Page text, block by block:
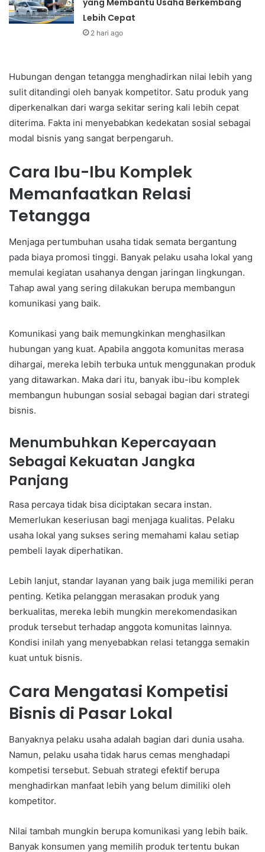
Lebih Cepat
2 hari ago
Hubungan dengan tetangga menghadirkan nilai lebih yang
sulit ditandingi oleh banyak kompetitor. Satu produk yang
diperkenalkan dari warga sekitar sering kali lebih cepat
diterima. Fakta ini menyebabkan kedekatan sosial sebagai
modal bisnis yang sangat berpengaruh.
Cara Ibu-Ibu Komplek
Memanfaatkan Relasi
Tetangga
Menjaga pertumbuhan usaha tidak semata bergantung
pada biaya promosi tinggi. Banyak pelaku usaha lokal yang
memulai kegiatan usahanya dengan jaringan lingkungan.
Tahap awal yang sering dilakukan berupa membangun
komunikasi yang baik.
Komunikasi yang baik memungkinkan menghasilkan
hubungan yang kuat. Apabila anggota komunitas merasa
dihargai, mereka lebih terbuka untuk menggunakan produk
yang ditawarkan. Maka dari itu, banyak ibu-ibu komplek
membangun hubungan sosial sebagai bagian dari strategi
bisnis.
Menumbuhkan Kepercayaan
Sebagai Kekuatan Jangka
Panjang
Rasa percaya tidak bisa diciptakan secara instan.
Memerlukan keseriusan bagi menjaga kualitas. Pelaku
usaha lokal yang sukses sering memahami kalau setiap
pembeli layak diperhatikan.
Lebih lanjut, standar layanan yang baik juga memiliki peran
penting. Ketika pelanggan merasakan produk yang
berkualitas, mereka lebih mungkin merekomendasikan
produk tersebut terhadap anggota komunitas lainnya.
Kondisi inilah yang menyebabkan relasi tetangga semakin
kuat untuk bisnis.
Cara Mengatasi Kompetisi
Bisnis di Pasar Lokal
Banyaknya pelaku usaha adalah bagian dari dunia usaha.
Namun, pelaku usaha tidak harus cemas menghadapi
kompetisi tersebut. Sebuah strategi efektif berupa
menghadirkan manfaat lebih yang belum dimiliki oleh
kompetitor.
Nilai tambah mungkin berupa komunikasi yang lebih baik.
Banyak konsumen yang memilih produk tertentu bukan